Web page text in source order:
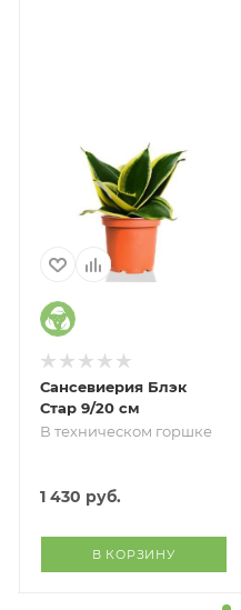
Сансевиерия Блэк
Стар 9/20 см
В техническом горшке
1 430 руб.
В КОРЗИНУ